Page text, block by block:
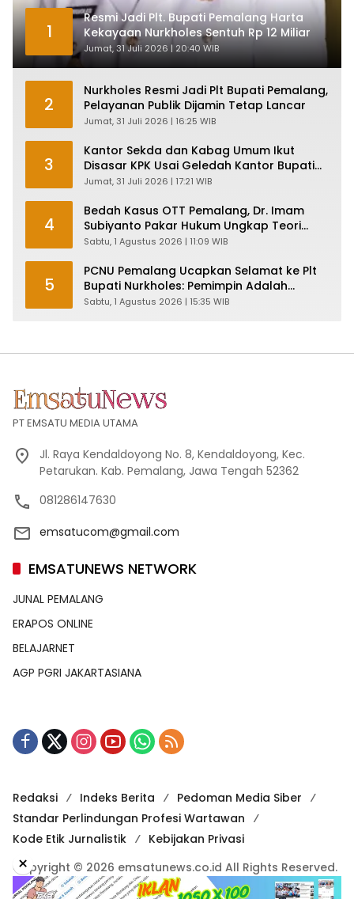
1
Resmi Jadi Plt. Bupati Pemalang Harta
Kekayaan Nurkholes Sentuh Rp 12 Miliar
Jumat, 31 Juli 2026 | 20:40 WIB
2
Nurkholes Resmi Jadi Plt Bupati Pemalang,
Pelayanan Publik Dijamin Tetap Lancar
Jumat, 31 Juli 2026 | 16:25 WIB
3
Kantor Sekda dan Kabag Umum Ikut
Disasar KPK Usai Geledah Kantor Bupati
Pemalang
Jumat, 31 Juli 2026 | 17:21 WIB
4
Bedah Kasus OTT Pemalang, Dr. Imam
Subiyanto Pakar Hukum Ungkap Teori
Penyertaan KPK
Sabtu, 1 Agustus 2026 | 11:09 WIB
5
PCNU Pemalang Ucapkan Selamat ke Plt
Bupati Nurkholes: Pemimpin Adalah
Pelayan Rakyat!
Sabtu, 1 Agustus 2026 | 15:35 WIB
PT EMSATU MEDIA UTAMA
Jl. Raya Kendaldoyong No. 8, Kendaldoyong, Kec.
Petarukan. Kab. Pemalang, Jawa Tengah 52362
081286147630
emsatucom@gmail.com
EMSATUNEWS NETWORK
JUNAL PEMALANG
ERAPOS ONLINE
BELAJARNET
AGP PGRI JAKARTASIANA
Redaksi Indeks Berita
Pedoman Media Siber
Standar Perlindungan Profesi Wartawan
Kode Etik Jurnalistik
Kebijakan Privasi
Copyright © 2026 emsatunews.co.id All Rights Reserved.
×